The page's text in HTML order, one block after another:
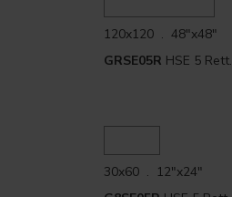
120x120 . 48"x48"
GRSE05R HSE 5 Rett.
30x60 . 12"x24"